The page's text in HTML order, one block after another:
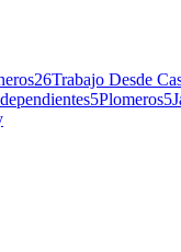
26Trabajo Desde
5Plomeros5